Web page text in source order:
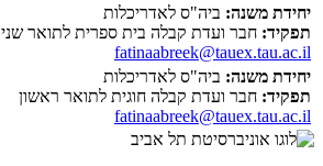
יחידת משנה: ביה"ס לאדריכלות
תפקיד: חבר ועדת קבלה בית ספרית לתואר שני
fatinaabreek@tauex.tau.ac.il
יחידת משנה: ביה"ס לאדריכלות
תפקיד: חבר ועדת קבלה חוגית לתואר ראשון
fatinaabreek@tauex.tau.ac.il